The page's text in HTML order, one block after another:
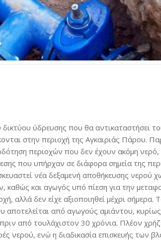
ύδρευσης που θα αντικαταστήσει
στην περιοχή της Αγκαιριάς Πάρου.
περιοχών που δεν έχουν ακόμη
που υπήρχαν σε διάφορα σημεία της
νέα δεξαμενή αποθήκευσης νερού
καθώς και αγωγός υπό πίεση για την
αλλά δεν είχε αξιοποιηθεί μέχρι σήμερα.
αποτελείται από αγωγούς αμιάντου,
από τουλάχιστον 30 χρόνια. Πλέον
νερού, ενώ η διαδικασία επισκευής των